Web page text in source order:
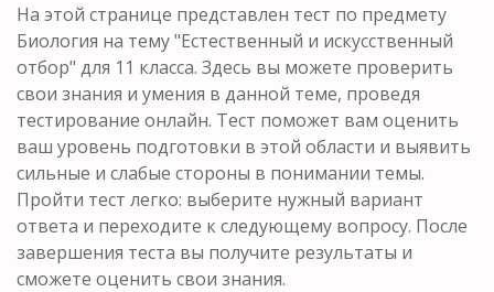
На этой странице представлен тест по предмету
Биология на тему "Естественный и искусственный
отбор" для 11 класса. Здесь вы можете проверить
свои знания и умения в данной теме, проведя
тестирование онлайн. Тест поможет вам оценить
ваш уровень подготовки в этой области и выявить
сильные и слабые стороны в понимании темы.
Пройти тест легко: выберите нужный вариант
ответа и переходите к следующему вопросу. После
завершения теста вы получите результаты и
сможете оценить свои знания.